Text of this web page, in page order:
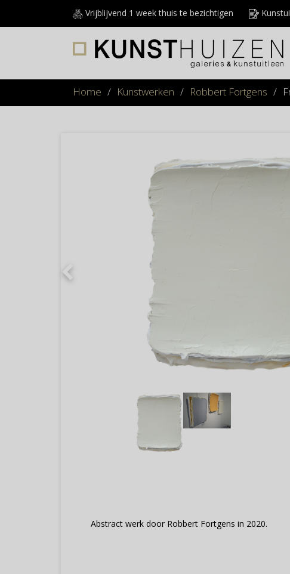
Vrijblijvend 1 week thuis te bezichtigen
Home / Kunstwerken / Robbert Fortgens /
Abstract werk door Robbert Fortgens in 2020.